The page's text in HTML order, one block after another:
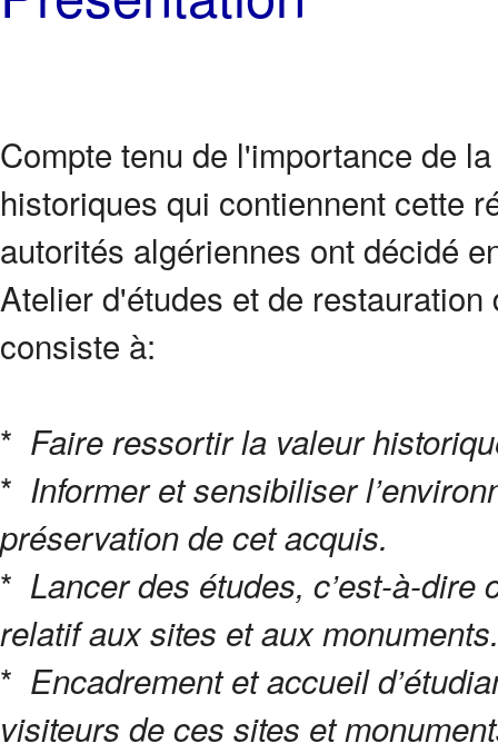
Compte tenu de l'importance de
historiques qui contiennent cette
autorités algériennes ont décidé
Atelier d'études et de
consiste à:
* Faire ressortir la valeur
* Informer et sensibiliser
préservation de cet acquis.
* Lancer des études, c’est-à-
relatif aux sites et aux monuments.
* Encadrement et accueil
visiteurs de ces sites et